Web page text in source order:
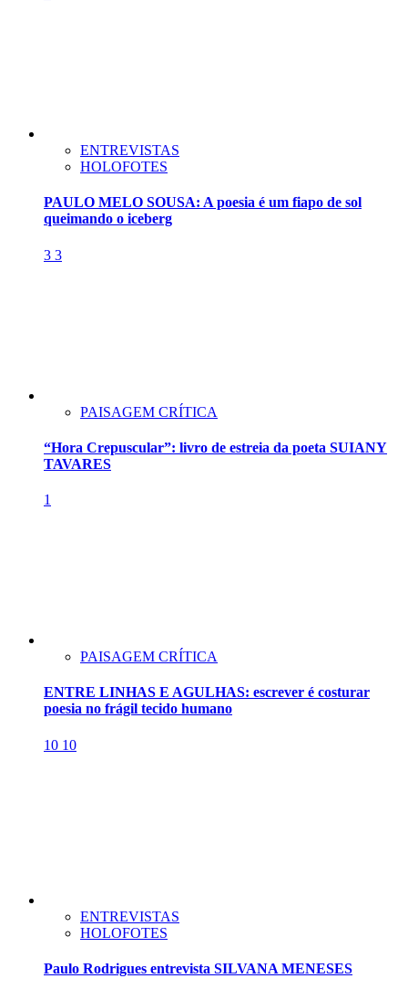
ENTREVISTAS
HOLOFOTES
PAULO MELO SOUSA: A poesia é um fiapo de sol
queimando o iceberg
3 3
PAISAGEM CRÍTICA
“Hora Crepuscular”: livro de estreia da poeta SUIANY
TAVARES
1
PAISAGEM CRÍTICA
ENTRE LINHAS E AGULHAS: escrever é costurar
poesia no frágil tecido humano
10 10
ENTREVISTAS
HOLOFOTES
Paulo Rodrigues entrevista SILVANA MENESES